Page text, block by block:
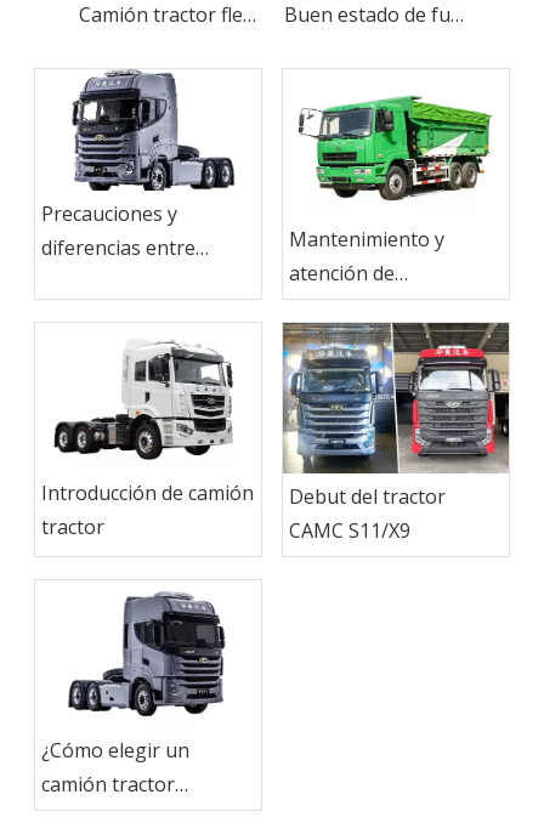
Camión tractor flexible eléctrico puro para remolque Buen estado de funcionamiento, fábrica de China, suministro CAMC, cabezal de tractor de GNC, camión tractor H9 6*4 410hp
Precauciones y
diferencias entre
Mantenimiento y
atención de
mantenimiento de
camión tractor
Introducción de camión
tractor
Debut del tractor
CAMC S11/X9
¿Cómo elegir un
camión tractor